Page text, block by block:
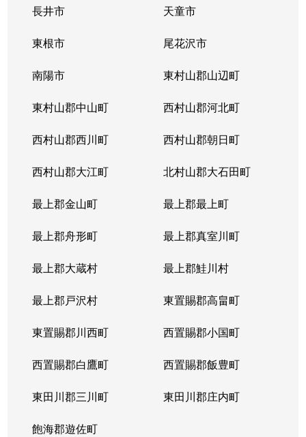
長井市 天童市
東根市 尾花沢市
南陽市 東村山郡山辺町
東村山郡中山町 西村山郡河北町
西村山郡西川町 西村山郡朝日町
西村山郡大江町 北村山郡大石田町
最上郡金山町 最上郡最上町
最上郡舟形町 最上郡真室川町
最上郡大蔵村 最上郡鮭川村
最上郡戸沢村 東置賜郡高畠町
東置賜郡川西町 西置賜郡小国町
西置賜郡白鷹町 西置賜郡飯豊町
東田川郡三川町 東田川郡庄内町
飽海郡遊佐町